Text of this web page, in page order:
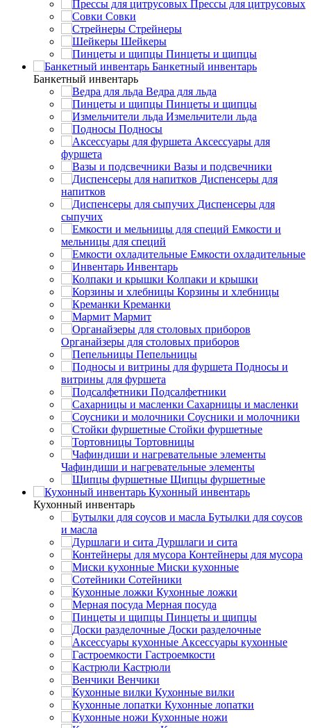
Прессы для цитрусовых
Совки
Стрейнеры
Шейкеры
Пинцеты и щипцы
Банкетный инвентарь
Банкетный инвентарь
Ведра для льда
Пинцеты и щипцы
Измельчители льда
Подносы
Аксессуары для
фуршета
Вазы и подсвечники
Диспенсеры для
напитков
Диспенсеры для
сыпучих
Емкости и
мельницы для специй
Емкости охладительные
Инвентарь
Колпаки и крышки
Корзины и хлебницы
Креманки
Мармит
Органайзеры для столовых приборов
Пепельницы
Подносы и
витрины для фуршета
Подсалфетники
Сахарницы и масленки
Соусники и молочники
Стойки фуршетные
Тортовницы
Чафиндиши и нагревательные элементы
Щипцы фуршетные
Кухонный инвентарь
Кухонный инвентарь
Бутылки для соусов
и масла
Дуршлаги и сита
Контейнеры для мусора
Миски кухонные
Сотейники
Кухонные ложки
Мерная посуда
Пинцеты и щипцы
Доски разделочные
Аксессуары кухонные
Гастроемкости
Кастрюли
Венчики
Кухонные вилки
Кухонные лопатки
Кухонные ножи